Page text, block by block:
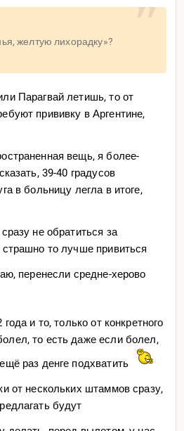
желтую лихорадку»?
Парагвай летишь, то от
прививку в Аргентине,
вещь, я более-
39-40 градусов
в больницу легла в итоге,
не обратиться за
то лучше привиться
перенесли средне-херово
и то, только от конкретного
то есть даже если болел,
раз денге подхватить
от нескольких штаммов сразу,
будут